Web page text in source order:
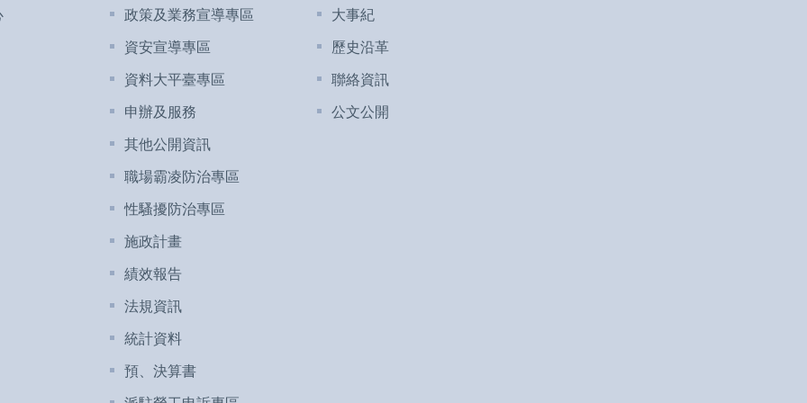
政策及業務宣導專區
資安宣導專區
資料大平臺專區
申辦及服務
其他公開資訊
職場霸凌防治專區
性騷擾防治專區
施政計畫
績效報告
法規資訊
統計資料
預、決算書
大事紀
歷史沿革
聯絡資訊
公文公開